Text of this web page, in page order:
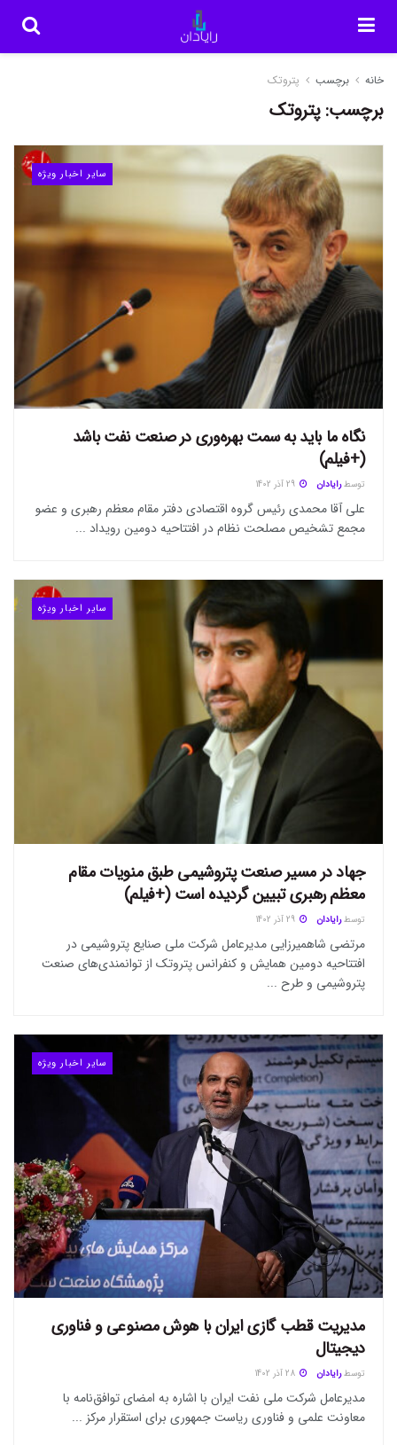
خانه برچسب پتروتک
برچسب:پتروتک
سایر اخبار ویژه
نگاه ما باید به سمت بهره‌وری در صنعت نفت باشد
(+فیلم)
توسط رایادان
علی آقا محمدی رئيس گروه اقتصادی دفتر مقام معظم رهبری و عضو
مجمع تشخیص مصلحت نظام در افتتاحیه دومین رویداد ...
سایر اخبار ویژه
جهاد در مسیر صنعت پتروشیمی طبق منویات مقام
معظم رهبری تبیین گردیده است (+فیلم)
توسط رایادان
مرتضی شاهمیرزایی مدیرعامل شرکت ملی صنایع پتروشیمی در
افتتاحیه دومین همایش و کنفرانس پتروتک از توانمندی‌های صنعت
پتروشیمی و طرح ...
سایر اخبار ویژه
مدیریت قطب گازی ایران با هوش مصنوعی و فناوری
دیجیتال
توسط رایادان
مدیرعامل شرکت ملی نفت ایران با اشاره به امضای توافق‌نامه با
معاونت علمی و فناوری ریاست جمهوری برای استقرار مرکز ...